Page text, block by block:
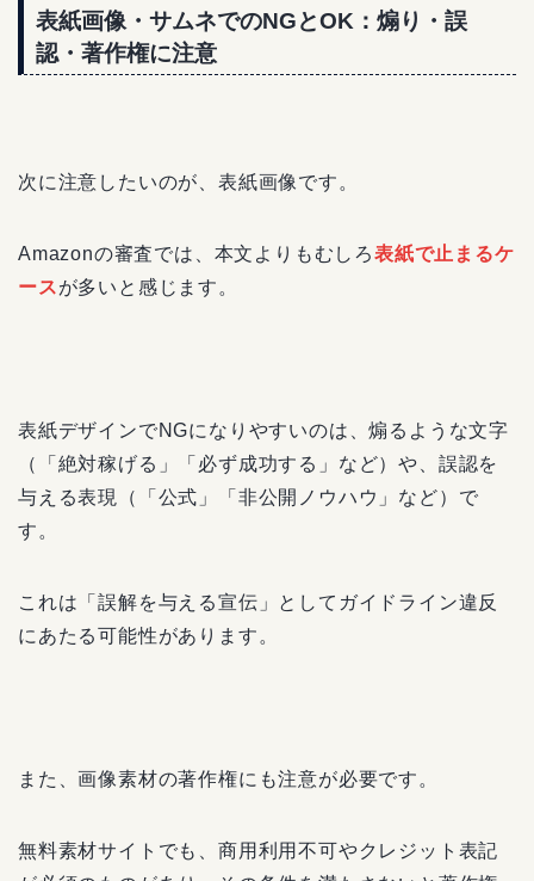
表紙画像・サムネでのNGとOK：煽り・誤
認・著作権に注意
次に注意したいのが、表紙画像です。
Amazonの審査では、本文よりもむしろ表紙で止まるケ
ースが多いと感じます。
表紙デザインでNGになりやすいのは、煽るような文字
（「絶対稼げる」「必ず成功する」など）や、誤認を
与える表現（「公式」「非公開ノウハウ」など）で
す。
これは「誤解を与える宣伝」としてガイドライン違反
にあたる可能性があります。
また、画像素材の著作権にも注意が必要です。
無料素材サイトでも、商用利用不可やクレジット表記